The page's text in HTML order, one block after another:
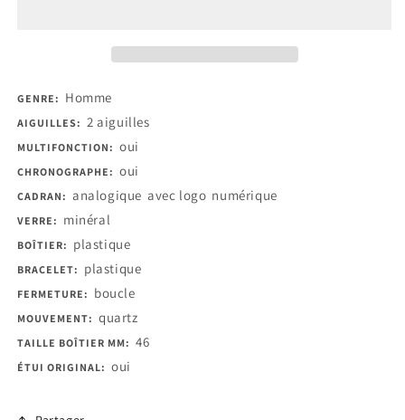
GENRE: Homme
AIGUILLES: 2 aiguilles
MULTIFONCTION: oui
CHRONOGRAPHE: oui
CADRAN: analogique avec logo numérique
VERRE: minéral
BOÎTIER: plastique
BRACELET: plastique
FERMETURE: boucle
MOUVEMENT: quartz
TAILLE BOÎTIER MM: 46
ÉTUI ORIGINAL: oui